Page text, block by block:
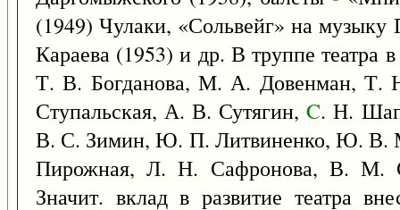
(1949) Чулаки, «Сольвейг» на
Караева (1953) и др. В труппе
Т. В. Богданова, М. А. Довенман, Т.
Ступальская, А. В. Сутягин,C. Н.
В. С. Зимин, Ю. П. Литвиненко, Ю. В.
Пирожная, Л. Н. Сафронова, В. М.
Значит. вклад в развитие театра